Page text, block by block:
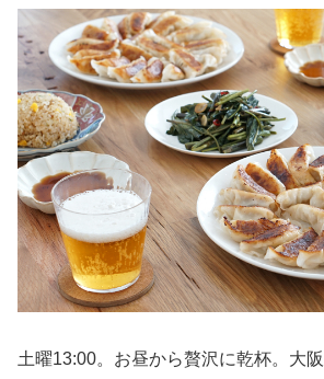
土曜13:00。お昼から贅沢に乾杯。大